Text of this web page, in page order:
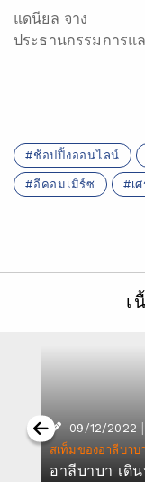
แดนียล จาง
ประธานกรรมการแ
ช้อปปิ้งออนไลน์
อีคอมเมิร์ซ เ
เ
09/12/2022 |
สเท็มของอาลีบาบา
อาลีบาบา เดิ